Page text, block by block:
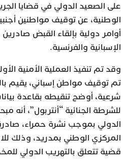
على الصعيد الدولي في قضايا
الوطنية، عن توقيف مواطنين
أوامر دولية بإلقاء القبض
الإسبانية والفرنسية.‎
وقد تم تنفيذ العملية الأمنية
تم توقيف مواطن إسباني، يقيم
شرعية، أوضح تنقيطه بقاعدة
للشرطة الجنائية “أنتربول”، أنه
الدولي بموجب نشرة حمراء،
المركزي الوطني بمدريد، وذلك
قضية تتعلق بالتهريب الدولي